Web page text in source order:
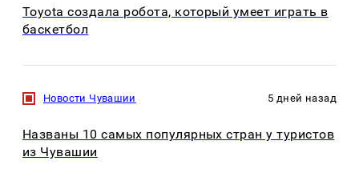
Toyota создала робота, который умеет играть в
баскетбол
Новости Чувашии 5 дней назад
Названы 10 самых популярных стран у туристов
из Чувашии